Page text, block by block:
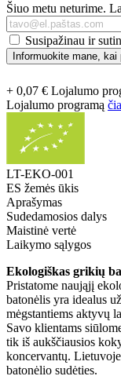
Šiuo metu neturime.
Susipažinau ir
Informuokite mane, kai
+ 0,07 € Lojalumo
Lojalumo programą čia
LT-EKO-001
ES žemės ūkis
Aprašymas
Sudedamosios dalys
Maistinė vertė
Laikymo sąlygos
Ekologiškas grikių
Pristatome naująjį
batonėlis yra idealus
mėgstantiems aktyvų
Savo klientams
tik iš aukščiausios
koncervantų.
batonėlio sudėties.